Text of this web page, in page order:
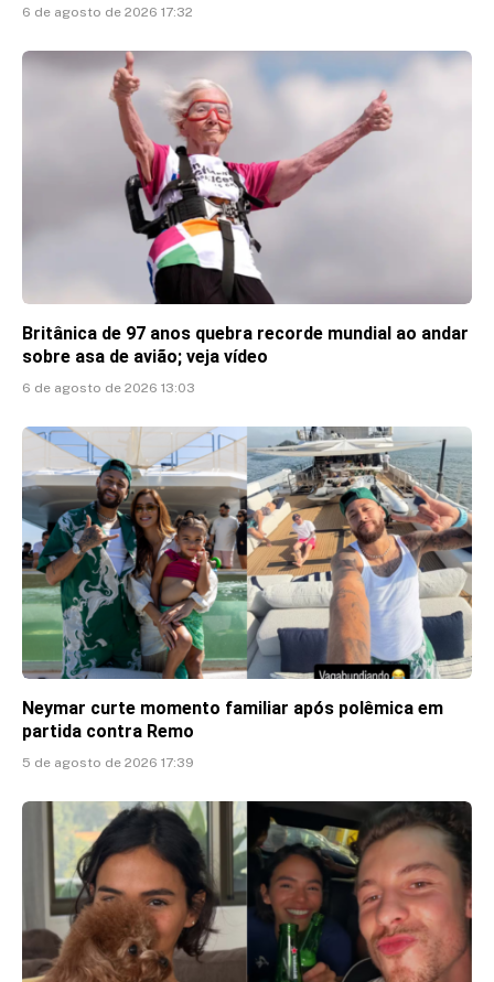
6 de agosto de 2026 17:32
Britânica de 97 anos quebra recorde mundial ao andar
sobre asa de avião; veja vídeo
6 de agosto de 2026 13:03
Neymar curte momento familiar após polêmica em
partida contra Remo
5 de agosto de 2026 17:39